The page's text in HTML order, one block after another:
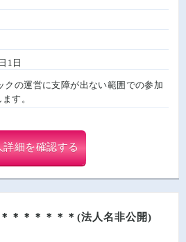
1日
クの運営に支障が出ない範囲での参加
す。
詳細を確認する
＊＊＊＊＊＊(法人名非公開)